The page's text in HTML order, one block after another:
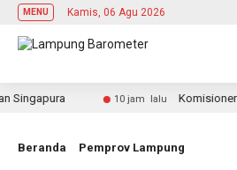
MENU Kamis, 06 Agu 2026
10 jam lalu Komisioner KI
Beranda Pemprov Lampung